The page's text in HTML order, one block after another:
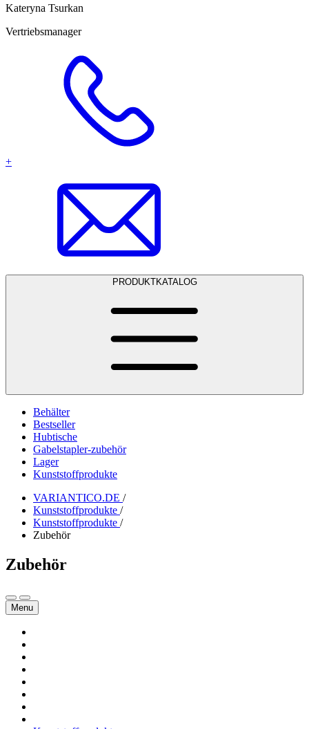
Kateryna Tsurkan
Vertriebsmanager
+
PRODUKTKATALOG
Behälter
Bestseller
Hubtische
Gabelstapler-zubehör
Lager
Kunststoffprodukte
VARIANTICO.DE /
Kunststoffprodukte /
Kunststoffprodukte /
Zubehör
Zubehör
Menu